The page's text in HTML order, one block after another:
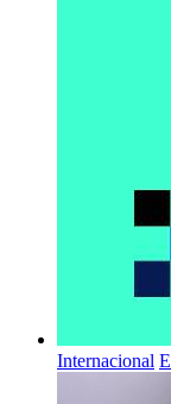
Internacional